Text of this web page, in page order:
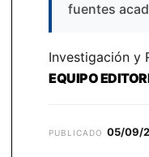
fuentes
Investigación y
EQUIPO
PUBLICADO 05/09/